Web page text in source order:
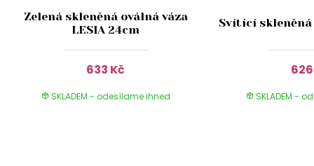
Zelená skleněná oválná váza
LESIA 24cm
633 Kč
SKLADEM - odesílame ihned
Svítící skleněná
SKLADEM -